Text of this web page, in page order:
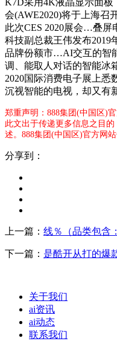
K7D采用4K液晶显示面板
会(AWE2020)将于上海召
此次CES 2020展会…叠屏
科技副总裁王伟发布2019
品牌份额市…AI交互的智
调、能取人对话的智能冰
2020国际消费电子展上
沉视智能的电视，却又有
郑重声明：888集团(中国区)
此文出于传递更多信息之目
述。888集团(中国区)官方网
分享到：
上一篇： 线％（品类包含
下一篇： 是酷开从打的爆
关于我们
ai资讯
ai动态
联系我们